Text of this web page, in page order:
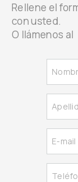
Rellene el
con usted.
O llámenos al